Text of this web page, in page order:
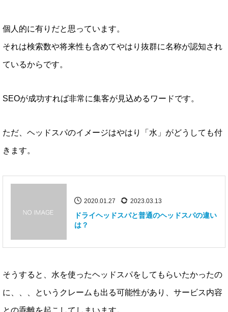
個人的に有りだと思っています。
それは検索数や将来性も含めてやはり抜群に名称が認知され
ているからです。
SEOが成功すれば非常に集客が見込めるワードです。
ただ、ヘッドスパのイメージはやはり「水」がどうしても付
きます。
2020.01.27 2023.03.13
ドライヘッドスパと普通のヘッドスパの違い
は？
そうすると、水を使ったヘッドスパをしてもらいたかったの
に、、、というクレームも出る可能性があり、サービス内容
との乖離を起こしてしまいます。